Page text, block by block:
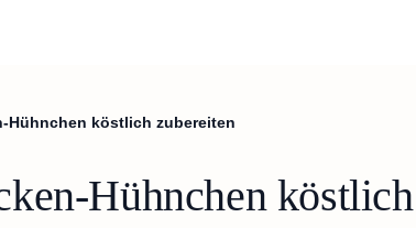
Hühnchen köstlich zubereiten
Hühnchen